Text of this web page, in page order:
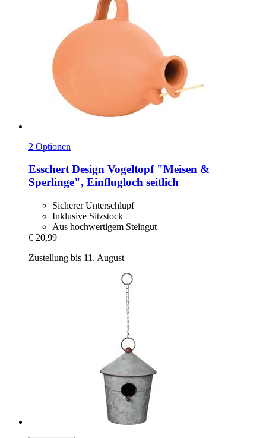
2 Optionen
Esschert Design Vogeltopf "Meisen &
Sperlinge", Einflugloch seitlich
Sicherer Unterschlupf
Inklusive Sitzstock
Aus hochwertigem Steingut
€ 20,99
Zustellung bis 11. August